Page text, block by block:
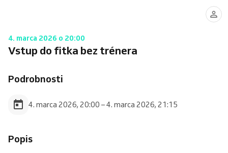
4. marca 2026 o 20:00
Vstup do fitka bez trénera
Podrobnosti
4. marca 2026, 20:00 – 4. marca 2026, 21:15
Popis